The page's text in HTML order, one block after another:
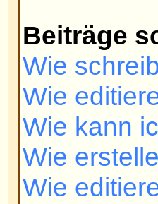
Was man in
Was ist
Darf ich HTML
Was sind
Darf ich Bilder
Was sind
Was sind
Was sind